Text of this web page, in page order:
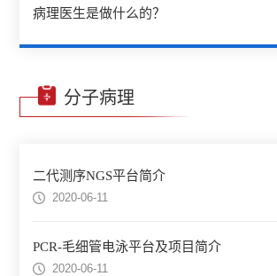
病理医生是做什么的？
分子病理
二代测序NGS平台简介
2020-06-11
PCR-毛细管电泳平台及项目简介
2020-06-11